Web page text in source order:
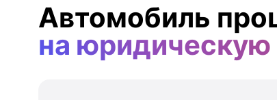
Автомобиль
на юридическую